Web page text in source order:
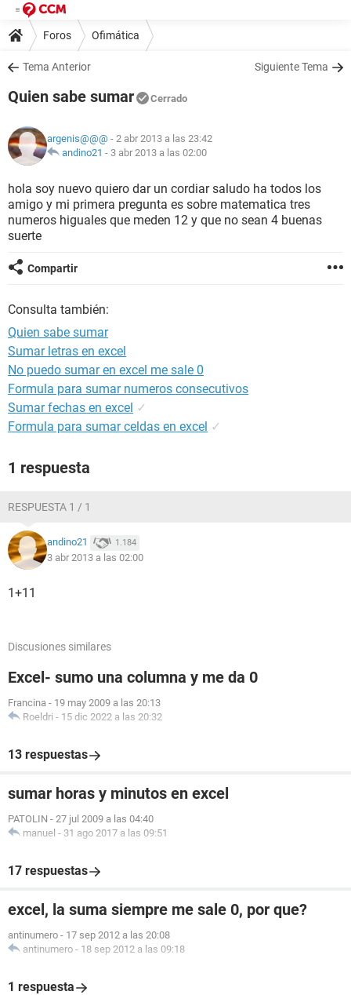
Foros Ofimática
Tema Anterior Siguiente Tema
Quien sabe sumar Cerrado
argenis@@@ - 2 abr 2013 a las 23:42
andino21 - 3 abr 2013 a las 02:00
hola soy nuevo quiero dar un cordiar saludo ha todos los
amigo y mi primera pregunta es sobre matematica tres
numeros higuales que meden 12 y que no sean 4 buenas
suerte
Compartir
Consulta también:
Quien sabe sumar
Sumar letras en excel
No puedo sumar en excel me sale 0
Formula para sumar numeros consecutivos
Sumar fechas en excel ✓
Formula para sumar celdas en excel ✓
1 respuesta
RESPUESTA 1 / 1
andino21 1.184
3 abr 2013 a las 02:00
1+11
Discusiones similares
Excel- sumo una columna y me da 0
Francina - 19 may 2009 a las 20:13
Roeldri - 15 dic 2022 a las 20:32
13 respuestas
sumar horas y minutos en excel
PATOLIN - 27 jul 2009 a las 04:40
manuel - 31 ago 2017 a las 09:51
17 respuestas
excel, la suma siempre me sale 0, por que?
antinumero - 17 sep 2012 a las 20:08
antinumero - 18 sep 2012 a las 09:18
1 respuesta